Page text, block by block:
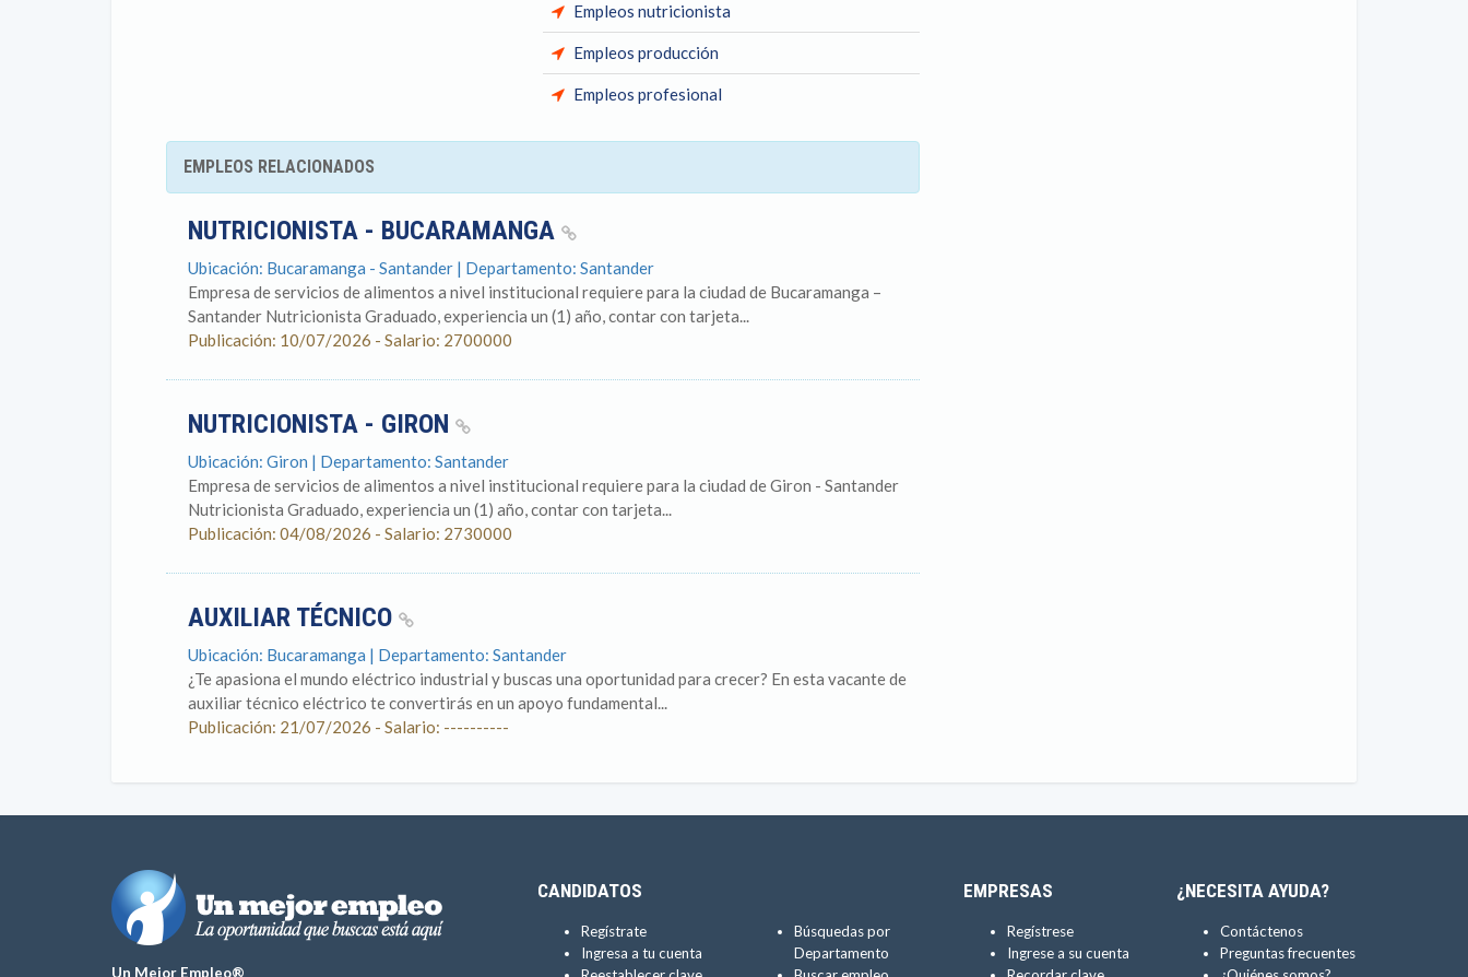
Empleos nutricionista
Empleos producción
Empleos profesional
EMPLEOS RELACIONADOS
NUTRICIONISTA - BUCARAMANGA
Ubicación: Bucaramanga - Santander | Departamento: Santander
Empresa de servicios de alimentos a nivel institucional requiere para la ciudad de Bucaramanga –
Santander Nutricionista Graduado, experiencia un (1) año, contar con tarjeta...
Publicación: 10/07/2026 - Salario: 2700000
NUTRICIONISTA - GIRON
Ubicación: Giron | Departamento: Santander
Empresa de servicios de alimentos a nivel institucional requiere para la ciudad de Giron - Santander
Nutricionista Graduado, experiencia un (1) año, contar con tarjeta...
Publicación: 04/08/2026 - Salario: 2730000
AUXILIAR TÉCNICO
Ubicación: Bucaramanga | Departamento: Santander
¿Te apasiona el mundo eléctrico industrial y buscas una oportunidad para crecer? En esta vacante de
auxiliar técnico eléctrico te convertirás en un apoyo fundamental...
Publicación: 21/07/2026 - Salario: ----------
Un Mejor Empleo®
CANDIDATOS
Regístrate
Ingresa a tu cuenta
Búsquedas por
Departamento
EMPRESAS
Regístrese
Ingrese a su cuenta
¿NECESITA AYUDA?
Contáctenos
Preguntas frecuentes